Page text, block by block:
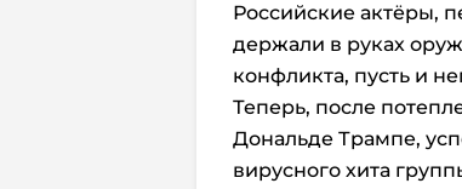
Российские актёры,
держали в руках
конфликта, пусть и
Теперь, после
Дональде Трампе,
вирусного хита